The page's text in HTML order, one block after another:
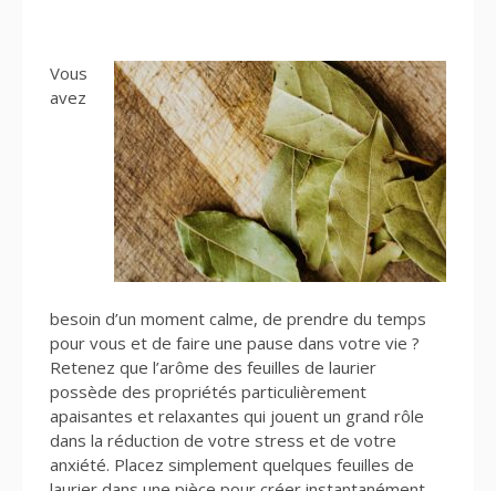
Vous
avez
besoin d’un moment calme, de prendre du temps
pour vous et de faire une pause dans votre vie ?
Retenez que l’arôme des feuilles de laurier
possède des propriétés particulièrement
apaisantes et relaxantes qui jouent un grand rôle
dans la réduction de votre stress et de votre
anxiété. Placez simplement quelques feuilles de